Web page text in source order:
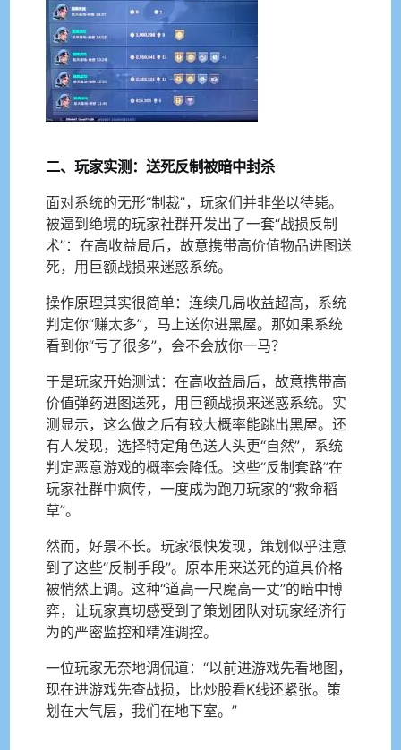
二、玩家实测：送死反制被暗中封杀
面对系统的无形“制裁”，玩家们并非坐以待毙。
被逼到绝境的玩家社群开发出了一套“战损反制
术”：在高收益局后，故意携带高价值物品进图送
死，用巨额战损来迷惑系统。
操作原理其实很简单：连续几局收益超高，系统
判定你“赚太多”，马上送你进黑屋。那如果系统
看到你“亏了很多”，会不会放你一马？
于是玩家开始测试：在高收益局后，故意携带高
价值弹药进图送死，用巨额战损来迷惑系统。实
测显示，这么做之后有较大概率能跳出黑屋。还
有人发现，选择特定角色送人头更“自然”，系统
判定恶意游戏的概率会降低。这些“反制套路”在
玩家社群中疯传，一度成为跑刀玩家的“救命稻
草”。
然而，好景不长。玩家很快发现，策划似乎注意
到了这些“反制手段”。原本用来送死的道具价格
被悄然上调。这种“道高一尺魔高一丈”的暗中博
弈，让玩家真切感受到了策划团队对玩家经济行
为的严密监控和精准调控。
一位玩家无奈地调侃道：“以前进游戏先看地图，
现在进游戏先查战损，比炒股看K线还紧张。策
划在大气层，我们在地下室。”